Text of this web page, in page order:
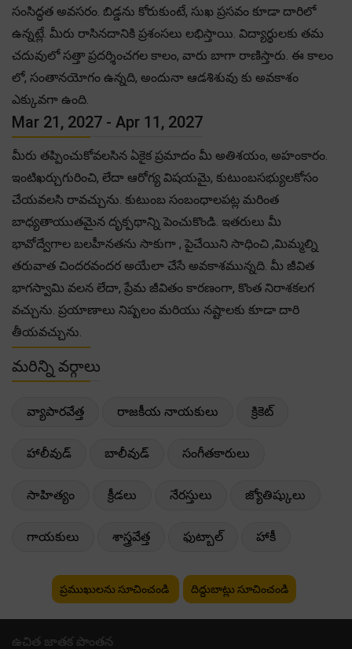
సంసిద్ధత అవసరం. బిడ్డను కోరుకుంటే, సుఖ ప్రసవం కూడా దారిలో
ఉన్నట్లే. మీరు రాసినదానికి ప్రశంసలు లభిస్తాయి. విద్యార్థులకు తమ
చదువులో సత్తా ప్రదర్శించగల కాలం, వారు బాగా రాణిస్తారు. ఈ కాలం
లో, సంతానయోగం ఉన్నది, అందునా ఆడశిశువు కు అవకాశం
ఎక్కువగా ఉంది.
Mar 21, 2027 - Apr 11, 2027
మీరు తప్పించుకోవలసిన ఏకైక ప్రమాదం మీ అతిశయం, అహంకారం.
ఇంటిఖర్చుగురించి, లేదా ఆరోగ్య విషయమై, కుటుంబసభ్యులకోసం
చేయవలసి రావచ్చును. కుటుంబ సంబంధాలపట్ల మరింత
బాధ్యతాయుతమైన దృక్పథాన్ని పెంచుకొండి. ఇతరులు మీ
భావోద్వేగాల బలహీనతను సాకుగా , పైచేయిని సాధించి ,మిమ్మల్ని
తరువాత చిందరవందర అయేలా చేసే అవకాశమున్నది. మీ జీవిత
భాగస్వామి వలన లేదా, ప్రేమ జీవితం కారణంగా, కొంత నిరాశకలగ
వచ్చును. ప్రయాణాలు నిష్పలం మరియు నష్టాలకు కూడా దారి
తీయవచ్చును.
మరిన్ని వర్గాలు
వ్యాపారవేత్త రాజకీయ నాయకులు క్రికెట్
హాలీవుడ్ బాలీవుడ్ సంగీతకారులు
సాహిత్యం క్రీడలు నేరస్తులు జ్యోతిష్కులు
గాయకులు శాస్త్రవేత్త ఫుట్బాల్ హాకీ
ప్రముఖులను సూచించండి దిద్దుబాట్లు సూచించండి
ఉచిత జాతక పొంతన